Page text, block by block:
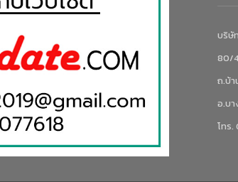
บริษั
80/
ถ.บ้
อ.บา
โทร